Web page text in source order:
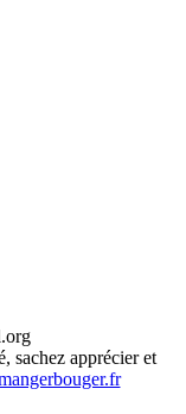
sachez apprécier et